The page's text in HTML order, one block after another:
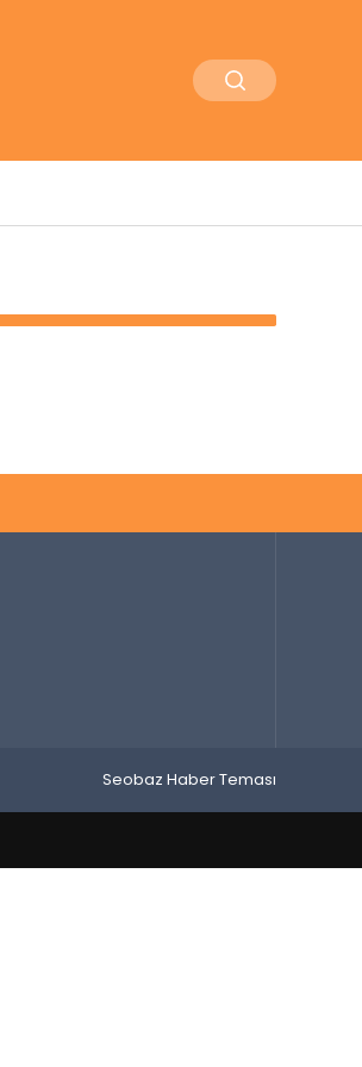
Seobaz Haber Teması